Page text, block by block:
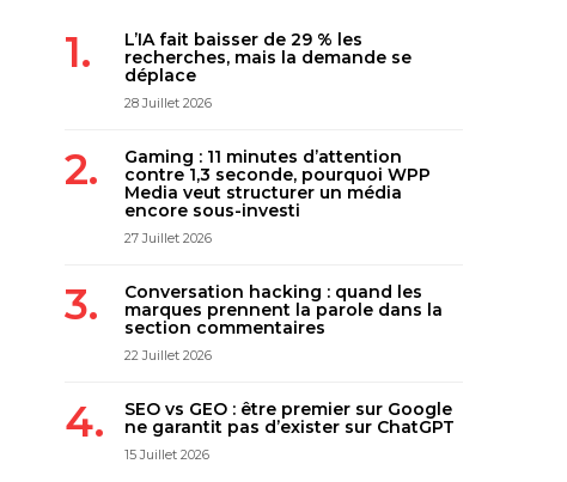
L’IA fait baisser de 29 % les
recherches, mais la demande se
déplace
28 Juillet 2026
Gaming : 11 minutes d’attention
contre 1,3 seconde, pourquoi WPP
Media veut structurer un média
encore sous-investi
27 Juillet 2026
Conversation hacking : quand les
marques prennent la parole dans la
section commentaires
22 Juillet 2026
SEO vs GEO : être premier sur Google
ne garantit pas d’exister sur ChatGPT
15 Juillet 2026